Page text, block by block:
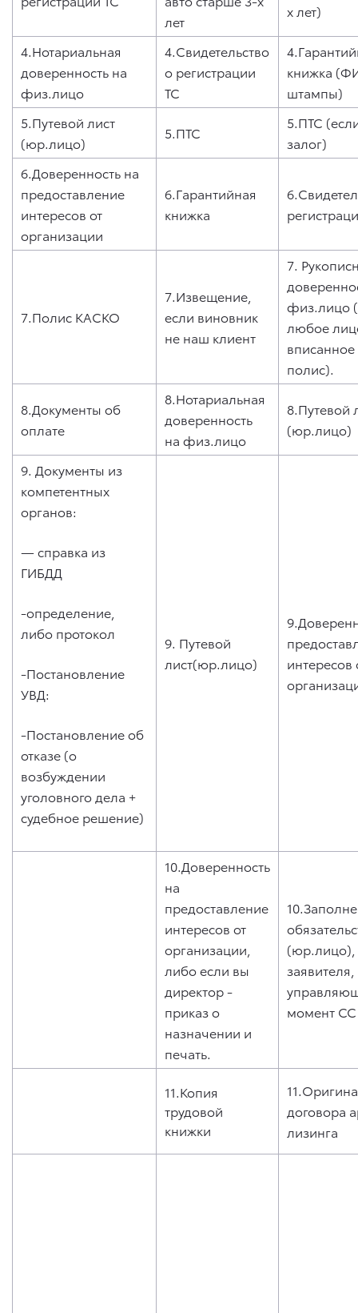
лет
х лет)
4.Нотариальная
доверенность на
физ.лицо
4.Свидетельство
о регистрации
ТС
книжка
штампы)
5.Путевой лист
(юр.лицо)
5.ПТС
5.ПТС
залог)
6.Доверенность на
предоставление
интересов от
организации
6.Гарантийная
книжка
7.Полис КАСКО
7.Извещение,
если виновник
не наш клиент
7.
физ.лицо
любое
вписанное
полис).
8.Документы об
оплате
8.Нотариальная
доверенность
на физ.лицо
8.Путевой
(юр.лицо)
9. Документы из
компетентных
органов:
— справка из
ГИБДД
-определение,
либо протокол
-Постановление
УВД:
-Постановление об
отказе (о
возбуждении
уголовного дела +
судебное решение)
9. Путевой
лист(юр.лицо)
интересов
10.Доверенность
на
предоставление
интересов от
организации,
либо если вы
директор -
приказ о
назначении и
печать.
(юр.лицо),
момент СС
11.Копия
трудовой
книжки
договора
лизинга